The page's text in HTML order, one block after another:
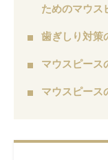
ためのマウス
歯ぎしり対策
マウスピー
マウスピース